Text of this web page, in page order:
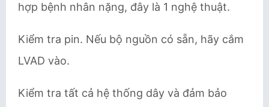
hợp bệnh nhân nặng, đây là 1 nghệ thuật.
Kiểm tra pin. Nếu bộ nguồn có sẵn, hãy cắm
LVAD vào.
Kiểm tra tất cả hệ thống dây và đảm bảo